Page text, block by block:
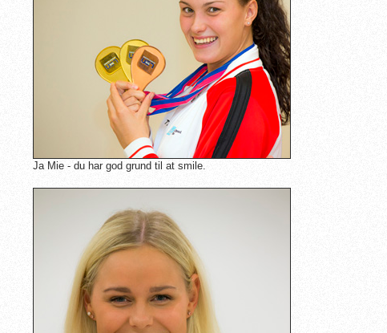
Ja Mie - du har god grund til at smile.